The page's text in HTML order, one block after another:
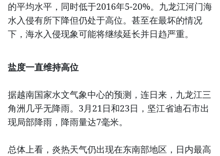
的平均水平，同时低于2016年5-20%。九龙江河门海
水入侵有所下降但仍处于高位。甚至在最坏的情况
下，海水入侵现象可能将继续延长并日趋严重。
盐度一直维持高位
据越南国家水文气象中心的预测，连日来，九龙江三
角洲几乎无降雨。3月21日和23日，坚江省迪石市出
现局部降雨，降雨量达7毫米。
总体上看，炎热天气仍出现在东南部地区，日内最高